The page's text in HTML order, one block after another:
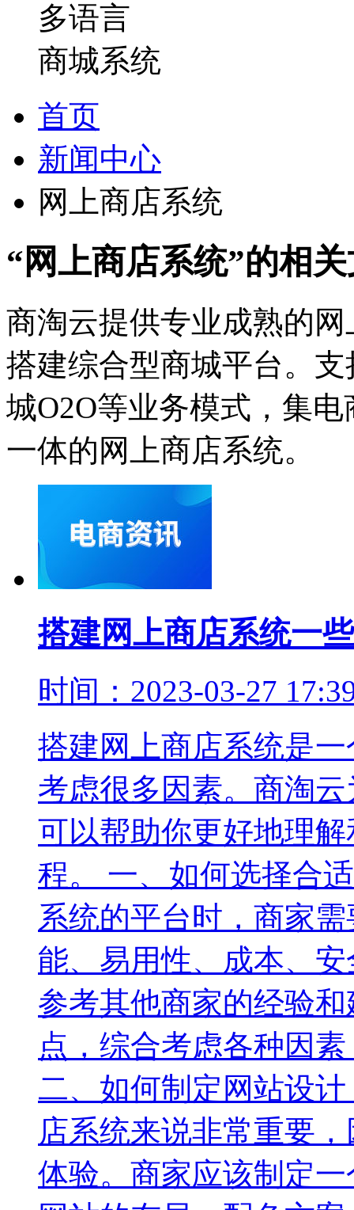
多语言
商城系统
首页
新闻中心
网上商店系统
“网上商店系统”的相
商淘云提供专业成熟的
搭建综合型商城平台。
城O2O等业务模式，集
一体的网上商店系统。
搭建网上商店系统一
时间：2023-03-27
搭建网上商店系统是
考虑很多因素。商淘
可以帮助你更好地理
程。 一、如何选择合
系统的平台时，商家
能、易用性、成本、
参考其他商家的经验
点，综合考虑各种因
二、如何制定网站设
店系统来说非常重要
体验。商家应该制定